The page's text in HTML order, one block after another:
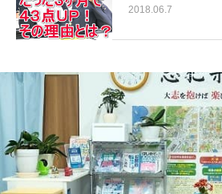
2018.06.7